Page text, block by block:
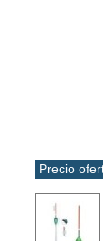
Precio